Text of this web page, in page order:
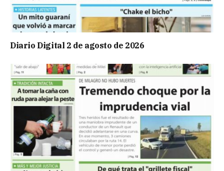
Diario Digital 2 de agosto de 2026